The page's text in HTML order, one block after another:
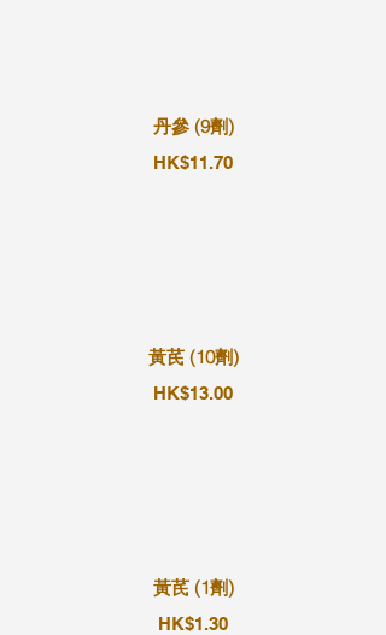
丹參 (9劑)
HK$11.70
黃芪 (10劑)
HK$13.00
黃芪 (1劑)
HK$1.30